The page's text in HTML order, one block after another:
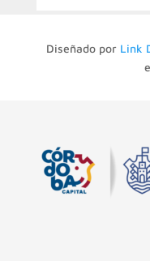
Diseñado por Link